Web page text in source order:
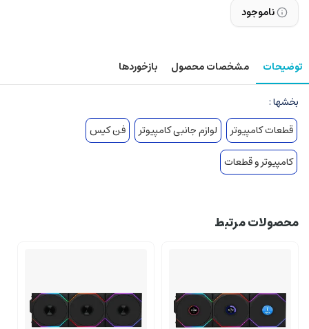
ناموجود
توضیحات مشخصات محصول بازخوردها
بخشها :
قطعات کامپیوتر
لوازم جانبی کامپیوتر
فن کیس
کامپیوتر و قطعات
محصولات مرتبط